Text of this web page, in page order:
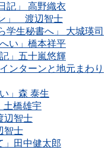
記」 高野織衣
」 渡辺智士
学生秘書へ」 大城瑛司
い」橋本祥平
」五十嵐悠輝
ンターンと地元まわり
」森 泰生
土橋雄宇
辺智士
智士
」田中健太郎